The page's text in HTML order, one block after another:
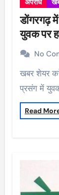
अपराध
डोंगरगढ़
युवक पर
No
खबर शेयर करें.. डोंगरगढ़ में नहीं थम रही चाकूबाजी, प्रेम-
प्रसंग में
Read